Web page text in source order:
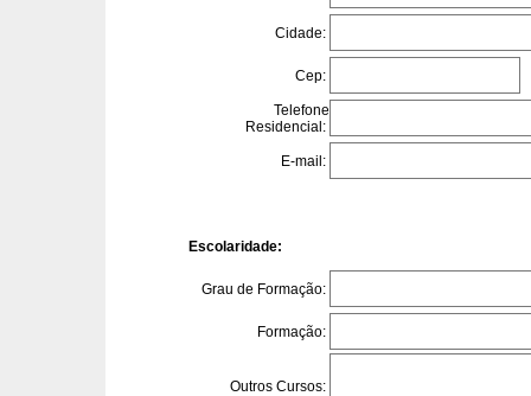
Cidade:
Cep:
Telefone
Residencial:
E-mail:
Escolaridade:
Grau de Formação:
Formação:
Outros Cursos: